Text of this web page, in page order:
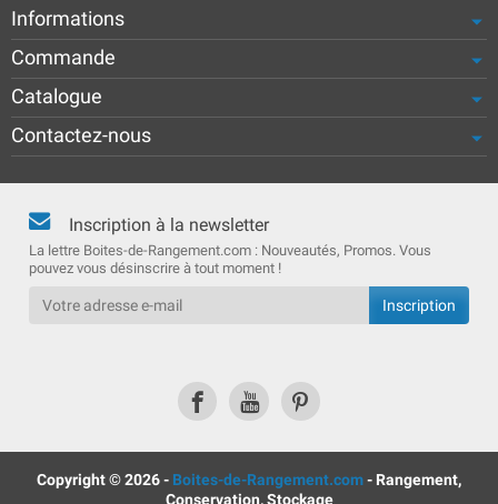
Informations
Commande
Catalogue
Contactez-nous
Inscription à la newsletter
La lettre Boites-de-Rangement.com : Nouveautés, Promos. Vous
pouvez vous désinscrire à tout moment !
Copyright © 2026 - Boites-de-Rangement.com- Rangement,
Conservation, Stockage